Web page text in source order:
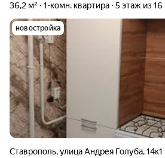
36,2 м² 1-комн. квартира 5 этаж из 16
новостройка
Ставрополь,улица Андрея Голуба,14к1